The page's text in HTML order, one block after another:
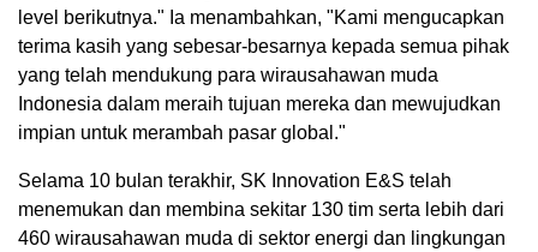
level berikutnya." Ia menambahkan, "Kami mengucapkan
terima kasih yang sebesar-besarnya kepada semua pihak
yang telah mendukung para wirausahawan muda
Indonesia dalam meraih tujuan mereka dan mewujudkan
impian untuk merambah pasar global."
Selama 10 bulan terakhir, SK Innovation E&S telah
menemukan dan membina sekitar 130 tim serta lebih dari
460 wirausahawan muda di sektor energi dan lingkungan